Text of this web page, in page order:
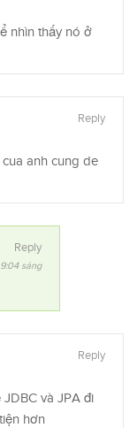
nhìn thấy nó ở
Reply
anh cung de
sáng
Reply
Reply
và JPA đi
hơn